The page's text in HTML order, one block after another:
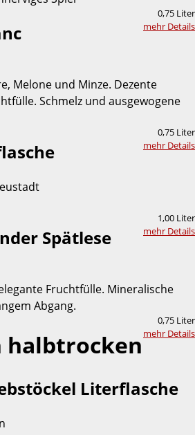
0,75 Liter
mehr Details
Melone und Minze. Dezente
Schmelz und ausgewogene
0,75 Liter
mehr Details
1,00 Liter
mehr Details
Spätlese
Fruchtfülle. Mineralische
Abgang.
0,75 Liter
mehr Details
halbtrocken
Literflasche